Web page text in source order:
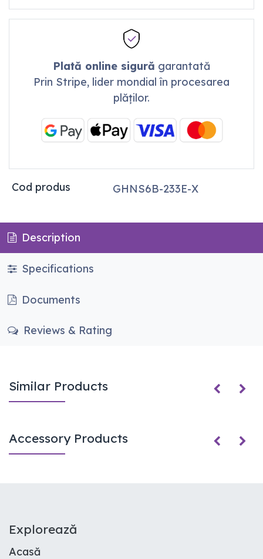
Plată online sigură garantată
Prin Stripe, lider mondial în procesarea
plăților.
Cod produs GHNS6B-233E-X
Description
Specifications
Documents
Reviews & Rating
Similar Products
Accessory Products
E​xplorează
Acasă